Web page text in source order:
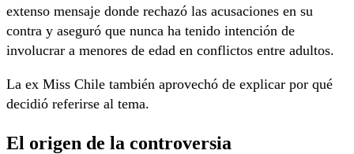
extenso mensaje donde rechazó las acusaciones en su
contra y aseguró que nunca ha tenido intención de
involucrar a menores de edad en conflictos entre adultos.
La ex Miss Chile también aprovechó de explicar por qué
decidió referirse al tema.
El origen de la controversia